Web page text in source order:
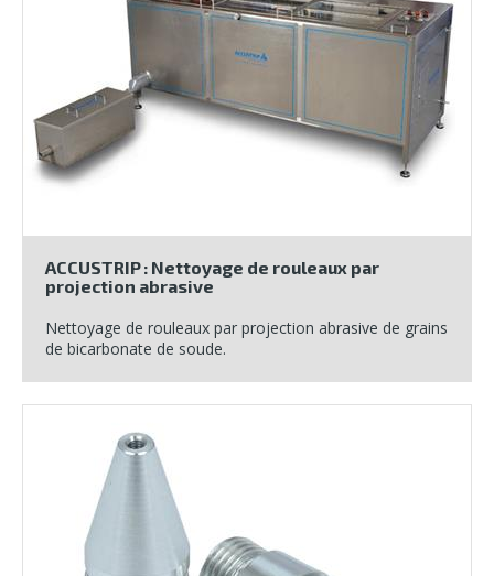
ACCUSTRIP : Nettoyage de rouleaux par
projection abrasive
Nettoyage de rouleaux par projection abrasive de grains
de bicarbonate de soude.